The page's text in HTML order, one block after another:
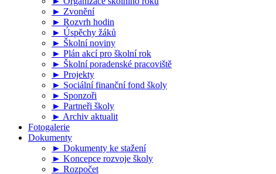
► Zvonění
► Rozvrh hodin
► Úspěchy žáků
► Školní noviny
► Plán akcí pro školní rok
► Školní poradenské pracoviště
► Projekty
► Sociální finanční fond školy
► Sponzoři
► Partneři školy
► Archiv aktualit
Fotogalerie
Dokumenty
► Dokumenty ke stažení
► Koncepce rozvoje školy
► Rozpočet